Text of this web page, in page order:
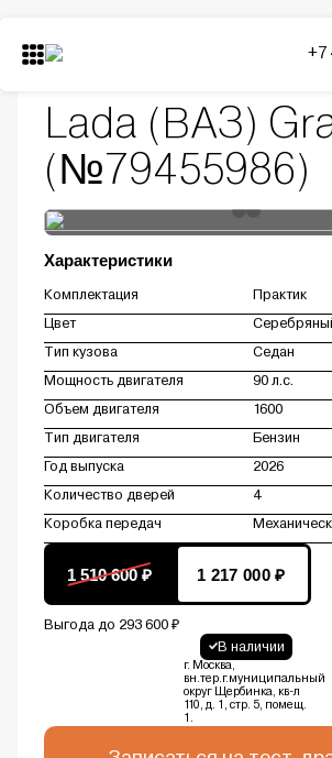
Контакты
+7
Lada (ВАЗ)
(№79455986)
Характеристики
Комплектация Практик
Цвет
Тип кузова Седан
Мощность двигателя 90 л.с.
Объем двигателя 1600
Тип двигателя Бензин
Год выпуска 2026
Количество дверей 4
Коробка передач
1 510 600 ₽ 1 217 000 ₽
Выгода до 293 600 ₽
В наличии
г. Москва,
вн.тер.г.муниципальный
округ Щербинка, кв-л
110, д. 1, стр. 5, помещ.
1.